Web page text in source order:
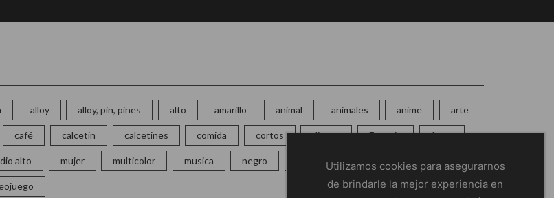
alloy alloy, pin, pines alto amarillo animal animales anime arte
café calcetin calcetines comida cortos disney Espacio frase
alto mujer multicolor musica negro One PieceUtilizamos cookies para asegurarnos
de brindarle la mejor experiencia en